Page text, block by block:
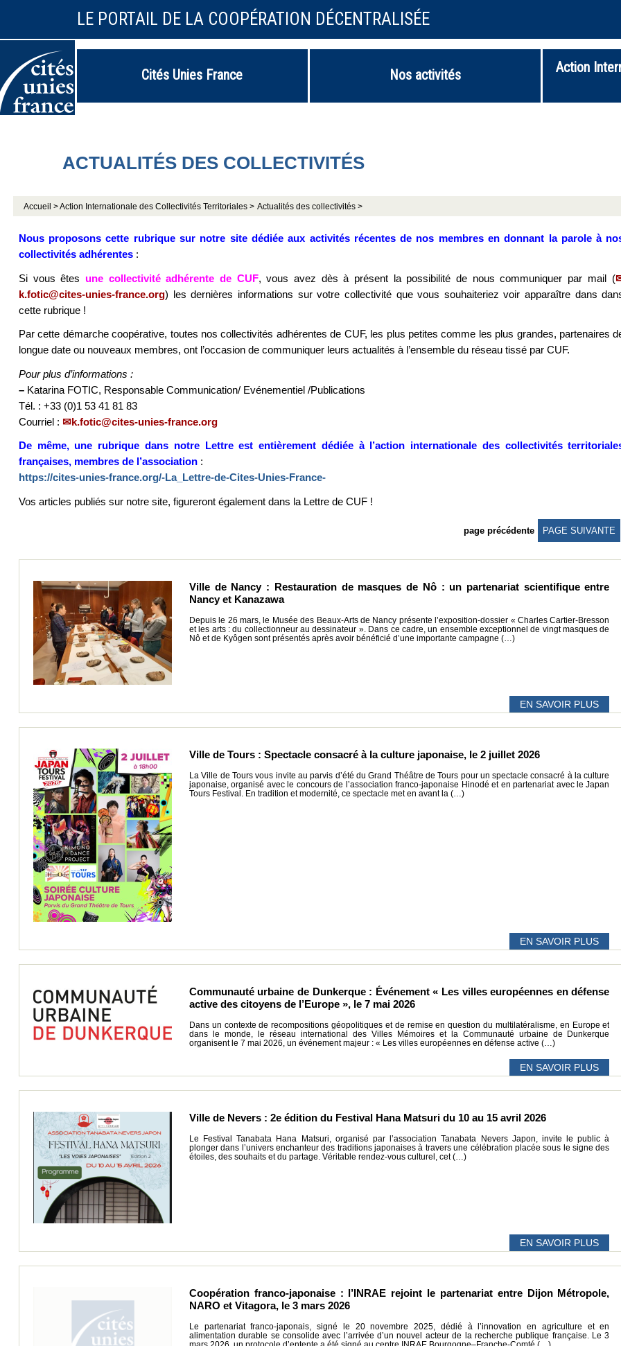
LE PORTAIL DE LA COOPÉRATION DÉCENTRALISÉE
Cités Unies France Nos activités
Action
ACTUALITÉS DES COLLECTIVITÉS
Accueil >Action Internationale des Collectivités Territoriales > Actualités des collectivités >
Nous proposons cette rubriquesur notre sitedédiée aux activités récentes de nos membres en donnant la parole à
collectivités adhérentes:
Si vous êtes une collectivité adhérente de CUF, vous avez dès à présent la possibilité de nous communiquer par mail (
k.fotic@cites-unies-france.org) les dernières informations sur votre collectivité que vous souhaiteriez voir apparaître dans
cette rubrique !
Par cette démarche coopérative, toutes nos collectivités adhérentes de CUF, les plus petites comme les plus grandes, partenaires
longue date ou nouveaux membres, ont l’occasion de communiquer leurs actualités à l’ensemble du réseau tissé par CUF.
Pour plus d’informations :
–Katarina FOTIC, Responsable Communication/ Evénementiel /Publications
Tél. : +33 (0)1 53 41 81 83
Courriel :
k.fotic@cites-unies-france.org
De même, une rubrique dans notre Lettre est entièrement dédiée à l’action internationale des collectivités
françaises, membres de l’association:
https://cites-unies-france.org/-La_Lettre-de-Cites-Unies-France-
Vos articles publiés sur notre site, figureront également dans la Lettre de CUF !
page précédente PAGE SUIVANTE
Ville de Nancy : Restauration de masques de Nô : un partenariat scientifique entre
Nancy et Kanazawa
Depuis le 26 mars, le Musée des Beaux-Arts de Nancy présente l’exposition-dossier « Charles Cartier-Bresson
et les arts : du collectionneur au dessinateur ». Dans ce cadre, un ensemble exceptionnel de vingt masques de
Nô et de Kyôgen sont présentés après avoir bénéficié d’une importante campagne (…)
EN SAVOIR PLUS
Ville de Tours : Spectacle consacré à la culture japonaise, le 2 juillet 2026
La Ville de Tours vous invite au parvis d’été du Grand Théâtre de Tours pour un spectacle consacré à la culture
japonaise, organisé avec le concours de l’association franco-japonaise Hinodé et en partenariat avec le Japan
Tours Festival. En tradition et modernité, ce spectacle met en avant la (…)
EN SAVOIR PLUS
Communauté urbaine de Dunkerque : Événement « Les villes européennes en défense
active des citoyens de l’Europe », le 7 mai 2026
Dans un contexte de recompositions géopolitiques et de remise en question du multilatéralisme, en Europe et
dans le monde, le réseau international des Villes Mémoires et la Communauté urbaine de Dunkerque
organisent le 7 mai 2026, un événement majeur : « Les villes européennes en défense active (…)
EN SAVOIR PLUS
Ville de Nevers : 2e édition du Festival Hana Matsuri du 10 au 15 avril 2026
Le Festival Tanabata Hana Matsuri, organisé par l’association Tanabata Nevers Japon, invite le public à
plonger dans l’univers enchanteur des traditions japonaises à travers une célébration placée sous le signe des
étoiles, des souhaits et du partage. Véritable rendez-vous culturel, cet (…)
EN SAVOIR PLUS
Coopération franco-japonaise : l’INRAE rejoint le partenariat entre Dijon Métropole,
NARO et Vitagora, le 3 mars 2026
Le partenariat franco-japonais, signé le 20 novembre 2025, dédié à l’innovation en agriculture et en
alimentation durable se consolide avec l’arrivée d’un nouvel acteur de la recherche publique française. Le 3